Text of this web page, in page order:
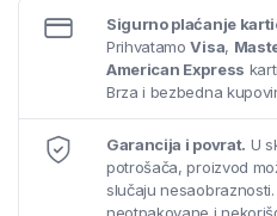
Jorganska navlaka:240 ×
4 jastučnice:50 × 70 cm
Materijal
Saten – 100%
Nežan i svilenkast na dodir
Sigurno plaćanje
PrihvatamoVisa,
American Express
Brza i bezbedna
Garancija i povrat. U
potrošača, proizvod
slučaju